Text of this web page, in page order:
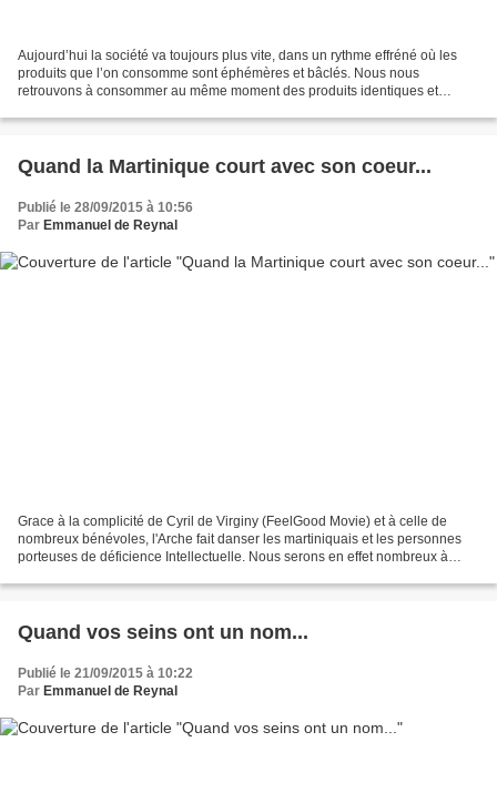
Aujourd’hui la société va toujours plus vite, dans un rythme effréné où les
produits que l’on consomme sont éphémères et bâclés. Nous nous
retrouvons à consommer au même moment des produits identiques et
Quand la Martinique court avec son coeur...
Publié le 28/09/2015 à 10:56
Par Emmanuel de Reynal
Grace à la complicité de Cyril de Virginy (FeelGood Movie) et à celle de
nombreux bénévoles, l'Arche fait danser les martiniquais et les personnes
porteuses de déficience Intellectuelle. Nous serons en effet nombreux à
Quand vos seins ont un nom...
Publié le 21/09/2015 à 10:22
Par Emmanuel de Reynal